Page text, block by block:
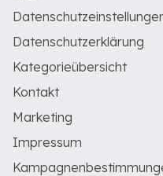
Datenschutzerklärung
Kategorieübersicht
Kontakt
Marketing
Impressum